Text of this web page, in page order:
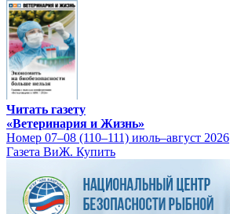
Читать газету
«Ветеринария и Жизнь»
Номер 07–08 (110–111) июль–август 2026
Газета ВиЖ. Купить